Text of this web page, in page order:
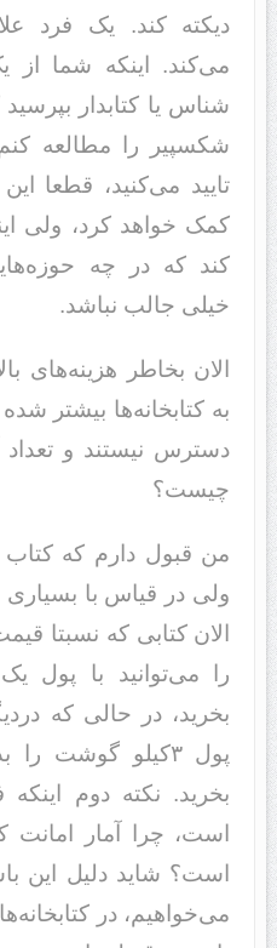
دیکته کند. یک فرد
می‌کند. اینکه شما
شناس یا کتابدار
شکسپیر را مطالعه
تایید می‌کنید، قطعا
کمک خواهد کرد، ولی
کند که در چه
خیلی جالب نباشد.
الان بخاطر هزینه‌های
به کتابخانه‌ها بیشتر
دسترس نیستند و تعداد
چیست؟
من قبول دارم که کتاب
ولی در قیاس با
الان کتابی که نسبتا
را می‌توانید با پول
بخرید، در حالی که
پول ۳کیلو گوشت
بخرید. نکته دوم
است، چرا آمار امانت
است؟ شاید دلیل این
می‌خواهیم، در